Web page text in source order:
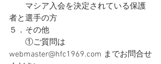
マシア入会を決定されている保護
者と選手の方
５．その他
①ご質問は
webmaster@hfc1969.com までお問合せ